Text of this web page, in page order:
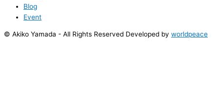
Blog
Event
© Akiko Yamada - All Rights Reserved Developed by worldpeace